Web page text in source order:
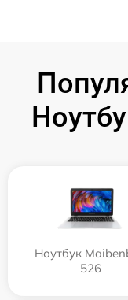
Ноутбук
526